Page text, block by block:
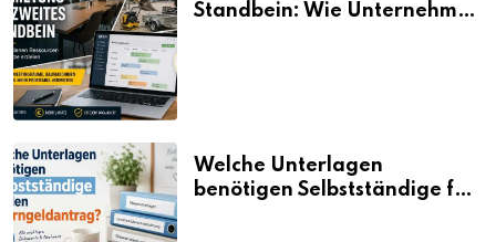
Standbein: Wie Unternehmen
Welche Unterlagen
benötigen Selbstständige für